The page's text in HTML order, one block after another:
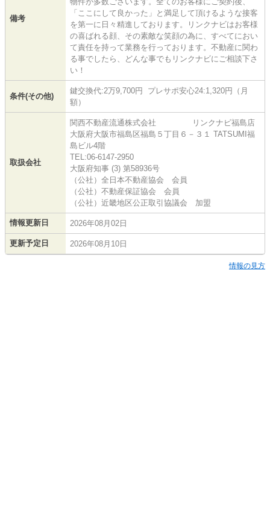
備考
「ここにして良かった」と満足して頂けるような接客
を第一に日々精進しております。リンクナビはお客様
の喜ばれる顔、その素敵な笑顔の為に、すべてにおい
て責任を持って業務を行っております。不動産に関わ
る事でしたら、どんな事でもリンクナビにご相談下さ
い！
条件(その他)
鍵交換代:2万9,700円 プレサポ安心24:1,320円（月
額）
取扱会社
関西不動産流通株式会社 リンクナビ福島店
大阪府大阪市福島区福島５丁目６－３１ TATSUMI福
島ビル4階
TEL:06-6147-2950
大阪府知事 (3) 第58936号
（公社）全日本不動産協会 会員
（公社）不動産保証協会 会員
（公社）近畿地区公正取引協議会 加盟
情報更新日 2026年08月02日
更新予定日 2026年08月10日
情報の見方